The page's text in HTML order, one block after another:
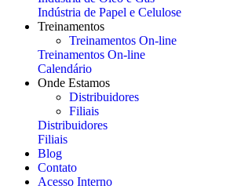
Indústria de Papel e Celulose
Treinamentos
Treinamentos On-line
Treinamentos On-line
Calendário
Onde Estamos
Distribuidores
Filiais
Distribuidores
Filiais
Blog
Contato
Acesso Interno